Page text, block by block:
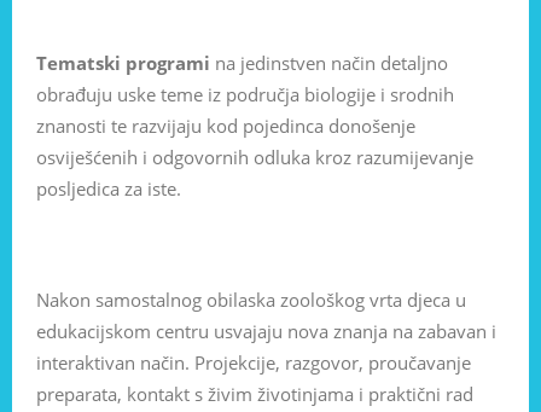
Tematski programi na jedinstven način detaljno
obrađuju uske teme iz područja biologije i srodnih
znanosti te razvijaju kod pojedinca donošenje
osviješćenih i odgovornih odluka kroz razumijevanje
posljedica za iste.
Nakon samostalnog obilaska zoološkog vrta djeca u
edukacijskom centru usvajaju nova znanja na zabavan i
interaktivan način. Projekcije, razgovor, proučavanje
preparata, kontakt s živim životinjama i praktični rad